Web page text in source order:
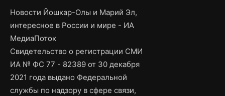
Новости Йошкар-Олы и Марий Эл,
интересное в России и мире - ИА
МедиаПоток
Свидетельство о регистрации СМИ
ИА № ФС 77 - 82389 от 30 декабря
2021 года выдано Федеральной
службы по надзору в сфере связи,